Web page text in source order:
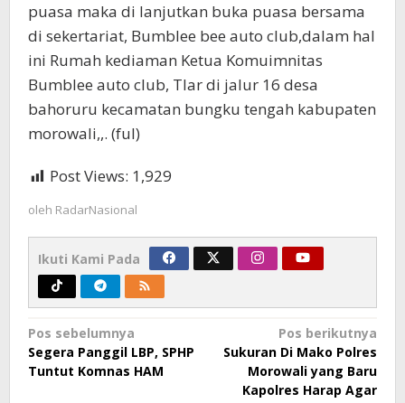
puasa maka di lanjutkan buka puasa bersama
di sekertariat, Bumblee bee auto club,dalam hal
ini Rumah kediaman Ketua Komuimnitas
Bumblee auto club, TIar di jalur 16 desa
bahoruru kecamatan bungku tengah kabupaten
morowali,,. (ful)
Post Views: 1,929
oleh RadarNasional
Ikuti Kami Pada
Navigasi
pos
Pos sebelumnya
Segera Panggil LBP, SPHP
Tuntut Komnas HAM
Pos berikutnya
Sukuran Di Mako Polres
Morowali yang Baru
Kapolres Harap Agar